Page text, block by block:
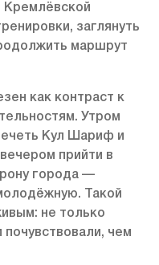
Кремлёвской
заглянуть
маршрут
как контраст к
Утром
Кул Шариф и
прийти в
города —
Такой
не только
почувствовали, чем